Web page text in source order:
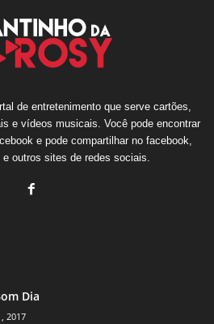
de entretenimento que serve cartões,
e vídeos musicais. Você pode encontrar
e pode compartilhar no facebook,
e outros sites de redes sociais.
Dia
2017